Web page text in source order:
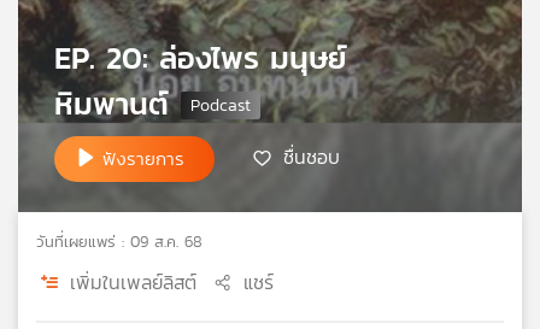
เครือ
ข่าย
วิทยุ
ไทย
พี
วิทยุ
EP. 20: ล่องไพร มนุษย์
หิมพานต์
ฟังรายการ ชื่นชอบ
วันที่เผยแพร่ : 09 ส.ค. 68
เพิ่มในเพลย์ลิสต์ แชร์